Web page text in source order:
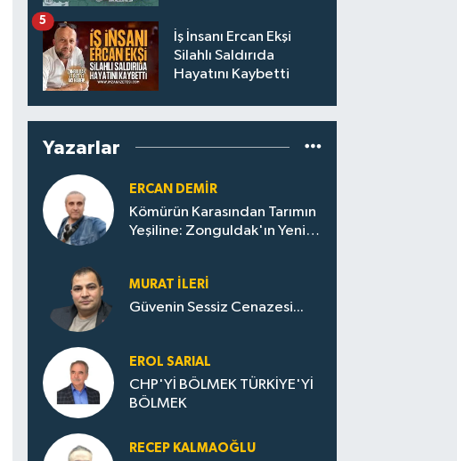
İş İnsanı Ercan Ekşi
Silahlı Saldırıda
Hayatını Kaybetti
5
Yazarlar
ERCAN DEMIR
Kömürün Karasından Tarımın
Yeşiline: Zonguldak'ın Yeni
MURAT İLERI
Güvenin Sessiz Cenazesi...
EROL SARIAL
CHP'Yİ BÖLMEK TÜRKİYE'Yİ
BÖLMEK
RECEP KALMAOĞLU